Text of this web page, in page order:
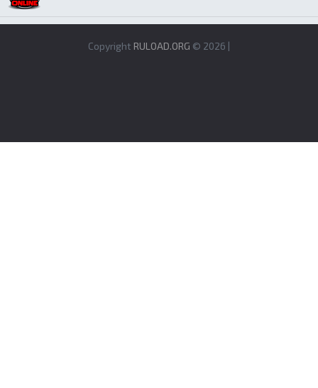
Copyright RULOAD.ORG © 2026 |